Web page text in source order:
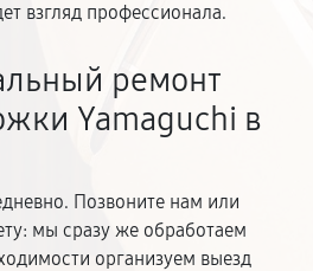
взгляд профессионала.
ремонт
Yamaguchi в
Позвоните нам или
мы сразу же обработаем
организуем выезд